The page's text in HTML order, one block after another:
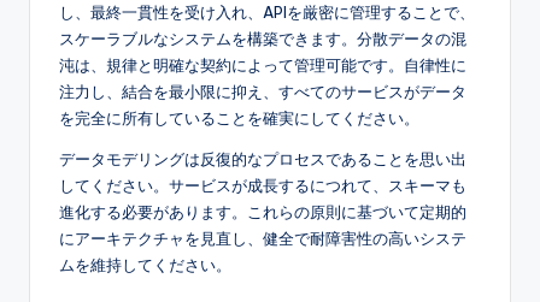
し、最終一貫性を受け入れ、APIを厳密に管理することで、
スケーラブルなシステムを構築できます。分散データの混
沌は、規律と明確な契約によって管理可能です。自律性に
注力し、結合を最小限に抑え、すべてのサービスがデータ
を完全に所有していることを確実にしてください。
データモデリングは反復的なプロセスであることを思い出
してください。サービスが成長するにつれて、スキーマも
進化する必要があります。これらの原則に基づいて定期的
にアーキテクチャを見直し、健全で耐障害性の高いシステ
ムを維持してください。